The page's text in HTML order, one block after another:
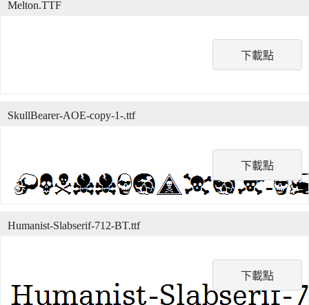
下載點
Melton.TTF
下載點
SkullBearer-AOE-copy-1-.ttf
下載點
Humanist-Slabserif-712-BT.ttf